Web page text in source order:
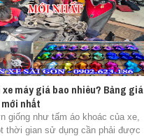
xe máy giá bao nhiêu? Bảng giá
nhất
giống như tấm áo khoác của xe,
thời gian sử dụng cần phải được